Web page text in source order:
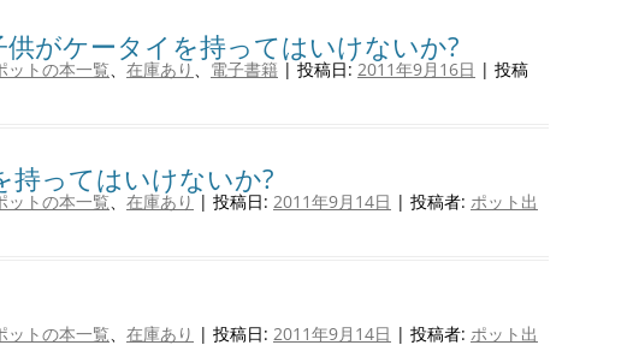
供がケータイを持ってはいけないか?
ットの本一覧、 在庫あり、 電子書籍 | 投稿日:2011年9月16日 | 投稿
持ってはいけないか?
ットの本一覧、 在庫あり| 投稿日: 2011年9月14日 | 投稿者: ポット出
ットの本一覧、 在庫あり | 投稿日: 2011年9月14日 | 投稿者: ポット出